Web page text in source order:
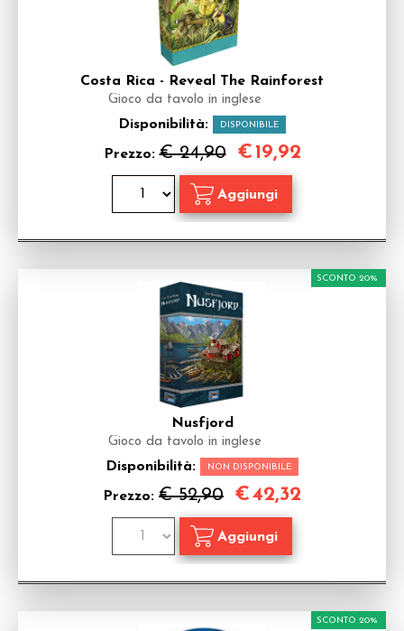
Costa Rica - Reveal The Rainforest
Gioco da tavolo in inglese
Disponibilità: DISPONIBILE
Prezzo:€ 24,90 €19,92
Nusfjord
Gioco da tavolo in inglese
Disponibilità: NON DISPONIBILE
Prezzo: € 52,90
SCONTO 20%
€42,32
SCONTO 20%